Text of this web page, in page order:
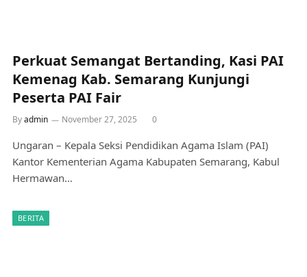
Perkuat Semangat Bertanding, Kasi PAI
Kemenag Kab. Semarang Kunjungi
Peserta PAI Fair
Byadmin November 27, 2025 0
Ungaran – Kepala Seksi Pendidikan Agama Islam (PAI)
Kantor Kementerian Agama Kabupaten Semarang, Kabul
Hermawan…
BERITA